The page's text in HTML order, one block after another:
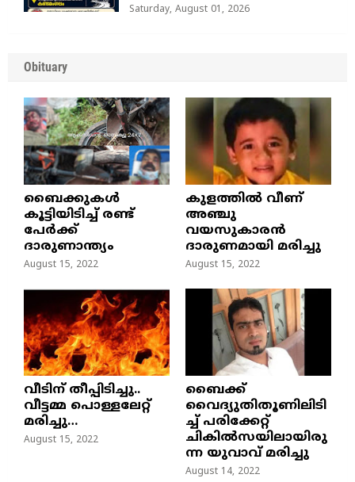
Saturday, August 01, 2026
Obituary
ബൈക്കുകൾ
കൂട്ടിയിടിച്ച് രണ്ട്
പേർക്ക്
ദാരുണാന്ത്യം
August 15, 2022
കുളത്തില്‍ വീണ്
അഞ്ചു
വയസുകാരന്‍
ദാരുണമായി മരിച്ചു
August 15, 2022
വീടിന് തീപ്പിടിച്ചു..
വീട്ടമ്മ പൊള്ളലേറ്റ്
മരിച്ചു…
August 15, 2022
ബൈക്ക്
വൈദ്യുതിതൂണിലിടി
ച്ച്‌ പരിക്കേറ്റ്
ചികില്‍സയിലായിരു
ന്ന യുവാവ് മരിച്ചു
August 14, 2022